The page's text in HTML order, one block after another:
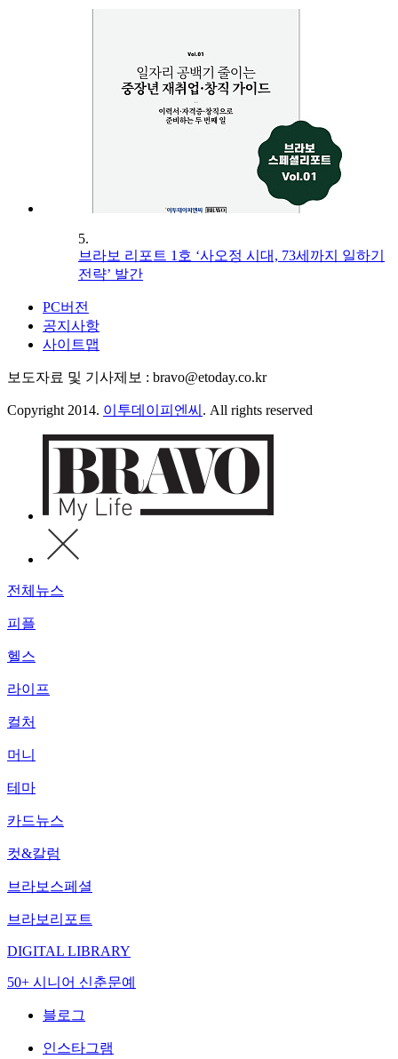
5.
브라보 리포트 1호 ‘사오정 시대, 73세까지 일하기
전략’ 발간
PC버전
공지사항
사이트맵
보도자료 및 기사제보 : bravo@etoday.co.kr
Copyright 2014. 이투데이피엔씨 . All rights reserved
전체뉴스
피플
헬스
라이프
컬처
머니
테마
카드뉴스
컷&칼럼
브라보스페셜
브라보리포트
DIGITAL LIBRARY
50+ 시니어 신춘문예
블로그
인스타그램